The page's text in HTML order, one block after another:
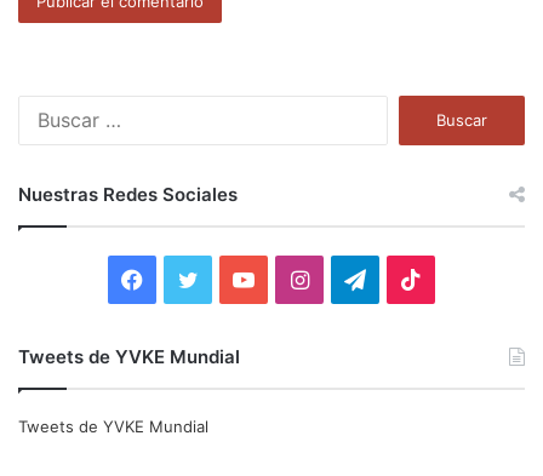
:
Nuestras Redes Sociales
e
t
I
Tweets de YVKE Mundial
Tweets de YVKE Mundial